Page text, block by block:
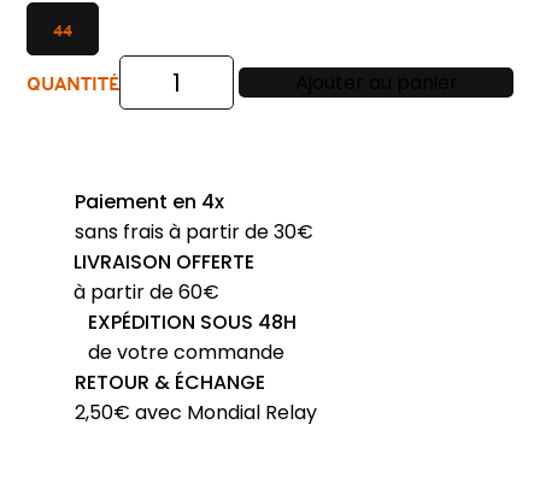
44
quantité
courtes
ETERNA
QUANTITÉ
Paiement en 4x
sans frais à partir de 30€
LIVRAISON OFFERTE
à partir de 60€
EXPÉDITION SOUS 48H
de votre commande
RETOUR & ÉCHANGE
2,50€ avec Mondial Relay